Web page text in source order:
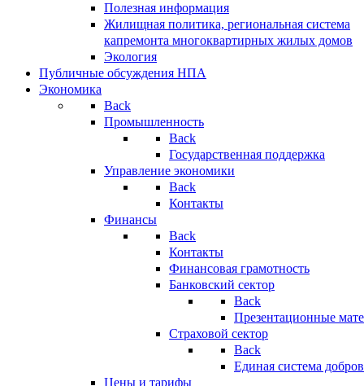
Полезная информация
Жилищная политика, региональная система
капремонта многоквартирных жилых домов
Экология
Публичные обсуждения НПА
Экономика
Back
Промышленность
Back
Государственная поддержка
Управление экономики
Back
Контакты
Финансы
Back
Контакты
Финансовая грамотность
Банковский сектор
Back
Презентационные
Страховой сектор
Back
Единая система
Цены и тарифы